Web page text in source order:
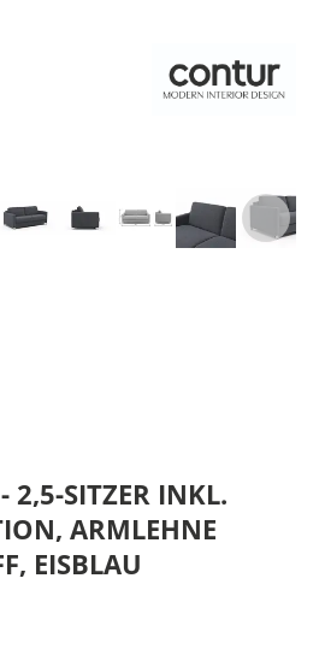
2,5-SITZER INKL.
ARMLEHNE
EISBLAU